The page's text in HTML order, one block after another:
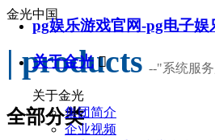
pg娱乐游戏官网-pg电子娱
关于金光 
关于金光
集团简介
企业视频
金光中国
| products --"系统服
全部分类